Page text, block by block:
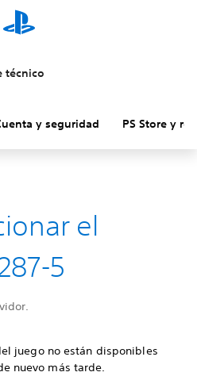
técnico
y seguridad PS Store y
el
5
juego no están disponibles
nuevo más tarde.